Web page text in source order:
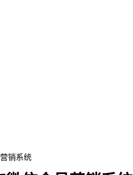
销系统